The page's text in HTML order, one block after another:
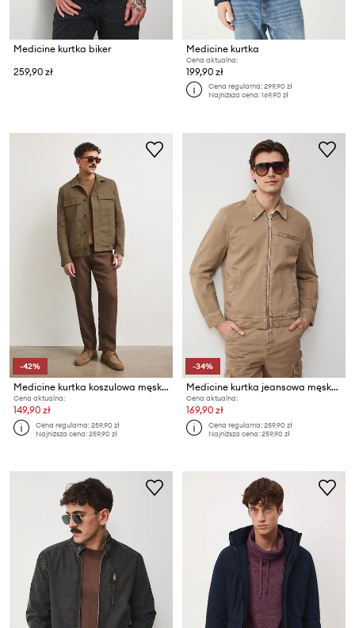
Medicine kurtka biker
259,90 zł
Medicine kurtka
Cena aktualna:
199,90 zł
Cena regularna:299,90 zł
Najniższa cena:169,90 zł
-42%
Medicine kurtka koszulowa męska z lnem
Cena aktualna:
149,90 zł
Cena regularna:259,90 zł
Najniższa cena:259,90 zł
-34%
Medicine kurtka jeansowa męska bawełniana
Cena aktualna:
169,90 zł
Cena regularna:259,90 zł
Najniższa cena:259,90 zł